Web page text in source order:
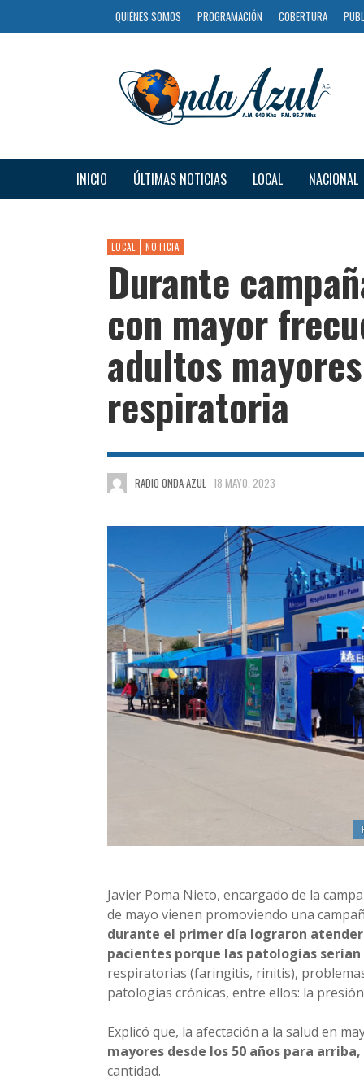
QUIÉNES SOMOS PROGRAMACIÓN COBERTURA
INICIO ÚLTIMAS NOTICIAS LOCAL NACIONAL
LOCAL NOTICIA
Durante
con mayor
adultos
respiratoria
RADIO ONDA AZUL 18 MAYO, 2023
Javier Poma Nieto, encargado de la
de mayo vienen promoviendo una
durante el primer día lograron
pacientes porque las patologías
respiratorias (faringitis, rinitis),
patologías crónicas, entre ellos: la
Explicó que, la afectación a la salud en
mayores desde los 50 años para arriba,
cantidad.